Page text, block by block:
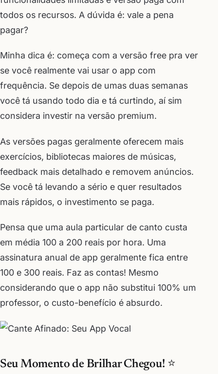
todos os recursos. A dúvida é: vale a pena
pagar?
Minha dica é: começa com a versão free pra ver
se você realmente vai usar o app com
frequência. Se depois de umas duas semanas
você tá usando todo dia e tá curtindo, aí sim
considera investir na versão premium.
As versões pagas geralmente oferecem mais
exercícios, bibliotecas maiores de músicas,
feedback mais detalhado e removem anúncios.
Se você tá levando a sério e quer resultados
mais rápidos, o investimento se paga.
Pensa que uma aula particular de canto custa
em média 100 a 200 reais por hora. Uma
assinatura anual de app geralmente fica entre
100 e 300 reais. Faz as contas! Mesmo
considerando que o app não substitui 100% um
professor, o custo-benefício é absurdo.
Seu Momento de Brilhar Chegou! ⭐